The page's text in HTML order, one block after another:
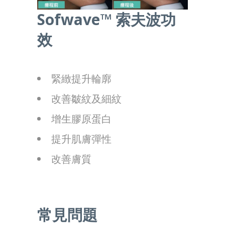
Sofwave™ 索夫波功
效
緊緻提升輪廓
改善皺紋及細紋
增生膠原蛋白
提升肌膚彈性
改善膚質
常見問題